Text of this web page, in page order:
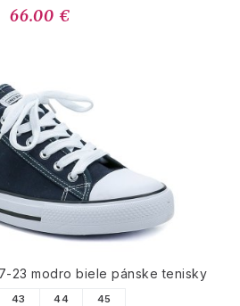
66.00 €
23 modro biele pánske tenisky
43 44 45